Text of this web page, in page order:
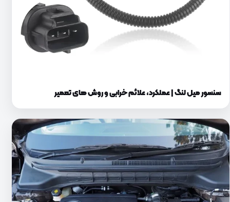
سنسور میل لنگ | عملکرد، علائم خرابی و روش‌ های تعمیر